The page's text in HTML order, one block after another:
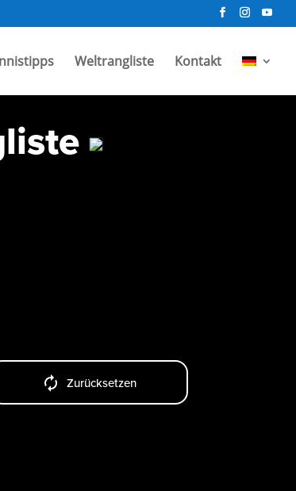
Weltrangliste Kontakt
Zurücksetzen